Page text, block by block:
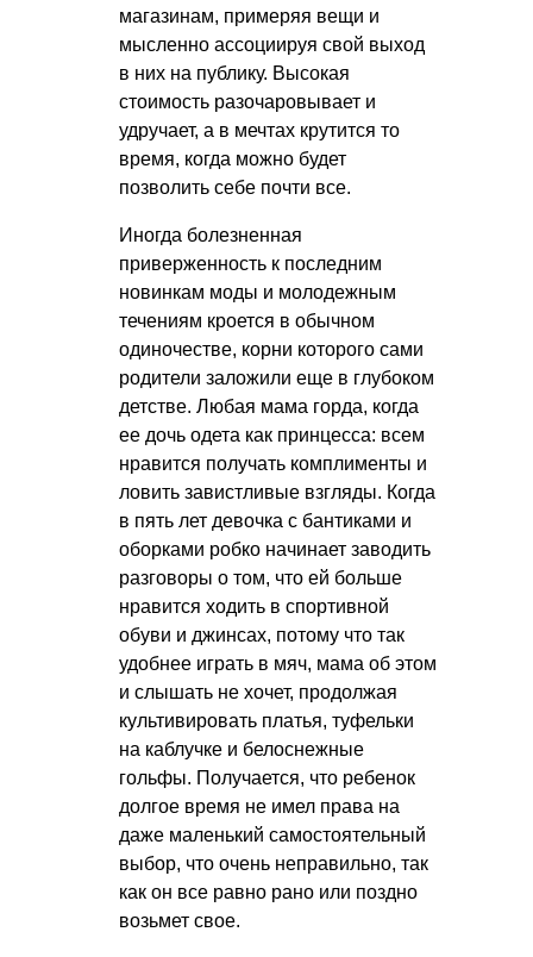
магазинам, примеряя вещи и
мысленно ассоциируя свой выход
в них на публику. Высокая
стоимость разочаровывает и
удручает, а в мечтах крутится то
время, когда можно будет
позволить себе почти все.
Иногда болезненная
приверженность к последним
новинкам моды и молодежным
течениям кроется в обычном
одиночестве, корни которого сами
родители заложили еще в глубоком
детстве. Любая мама горда, когда
ее дочь одета как принцесса: всем
нравится получать комплименты и
ловить завистливые взгляды. Когда
в пять лет девочка с бантиками и
оборками робко начинает заводить
разговоры о том, что ей больше
нравится ходить в спортивной
обуви и джинсах, потому что так
удобнее играть в мяч, мама об этом
и слышать не хочет, продолжая
культивировать платья, туфельки
на каблучке и белоснежные
гольфы. Получается, что ребенок
долгое время не имел права на
даже маленький самостоятельный
выбор, что очень неправильно, так
как он все равно рано или поздно
возьмет свое.